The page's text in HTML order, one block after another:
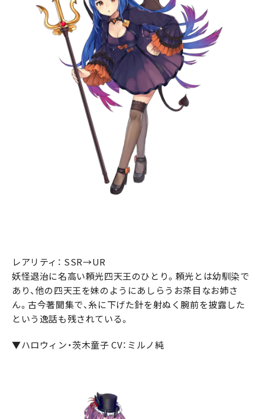
レアリティ： SSR→UR
妖怪退治に名高い頼光四天王のひとり。頼光とは幼馴染で
あり、他の四天王を妹のようにあしらうお茶目なお姉さ
ん。古今著聞集で、糸に下げた針を射ぬく腕前を披露した
という逸話も残されている。
▼ハロウィン・茨木童子 CV：ミルノ純